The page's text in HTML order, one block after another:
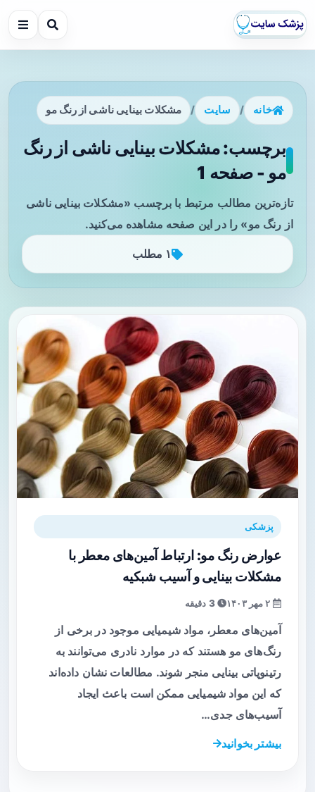
خانه / سایت / مشکلات بینایی ناشی از رنگ مو
برچسب: مشکلات بینایی ناشی از رنگ
مو - صفحه 1
تازه‌ترین مطالب مرتبط با برچسب «مشکلات بینایی ناشی
از رنگ مو» را در این صفحه مشاهده می‌کنید.
۱ مطلب
پزشکی
عوارض رنگ مو: ارتباط آمین‌های معطر با
مشکلات بینایی و آسیب شبکیه
3 دقیقه
آمین‌های معطر، مواد شیمیایی موجود در برخی از
رنگ‌های مو هستند که در موارد نادری می‌توانند به
رتینوپاتی بینایی منجر شوند. مطالعات نشان داده‌اند
که این مواد شیمیایی ممکن است باعث ایجاد
آسیب‌های جدی…
بیشتر بخوانید